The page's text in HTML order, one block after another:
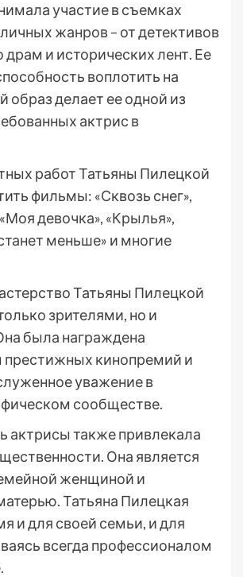
участие в съемках
жанров – от детективов
и исторических лент. Ее
воплотить на
образ делает ее одной из
актрис в
работ Татьяны Пилецкой
фильмы: «Сквозь снег»,
девочка», «Крылья»,
меньше» и многие
Татьяны Пилецкой
зрителями, но и
была награждена
кинопремий и
уважение в
сообществе.
актрисы также привлекала
Она является
женщиной и
Татьяна Пилецкая
и для своей семьи, и для
всегда профессионалом